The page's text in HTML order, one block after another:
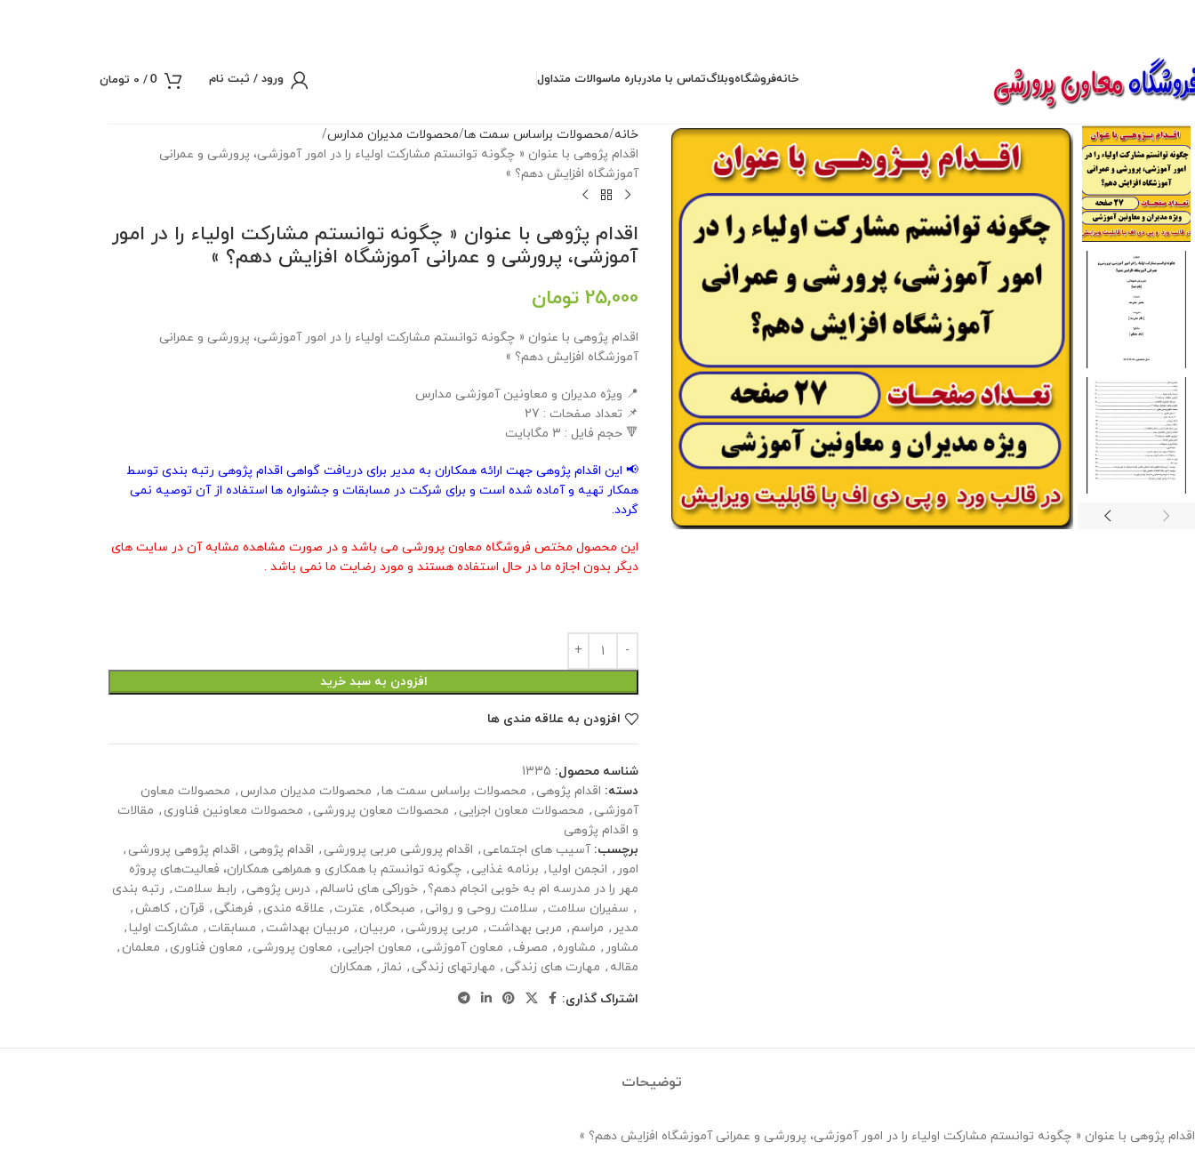
خانهفروشگاهوبلاگتماس با مادرباره ماسوالات متداول ورود / ثبت نام 0
/
0 تومان
خانه محصولات براساس سمت ها محصولات مدیران مدارس
اقدام پژوهی با عنوان « چگونه توانستم مشارکت اولیاء را در امور آموزشی، پرورشی و عمرانی
آموزشگاه افزایش دهم؟ »
اقدام پژوهی با عنوان « چگونه توانستم مشارکت اولیاء را در امور
آموزشی، پرورشی و عمرانی آموزشگاه افزایش دهم؟ »
25,000 تومان
اقدام پژوهی با عنوان « چگونه توانستم مشارکت اولیاء را در امور آموزشی، پرورشی و عمرانی
آموزشگاه افزایش دهم؟ »
📍 ویژه مدیران و معاونین آموزشی مدارس
📌 تعداد صفحات : 27
🔻 حجم فایل : 3 مگابایت
📢 این اقدام پژوهی جهت ارائه همکاران به مدیر برای دریافت گواهی اقدام پژوهی رتبه بندی توسط
همکار تهیه و آماده شده است و برای شرکت در مسابقات و جشنواره ها استفاده از آن توصیه نمی
گردد.
این محصول مختص فروشگاه معاون پرورشی می باشد و در صورت مشاهده مشابه آن در سایت های
دیگر بدون اجازه ما در حال استفاده هستند و مورد رضایت ما نمی باشد .
افزودن به سبد خرید
افزودن به علاقه مندی ها
شناسه محصول: 1335
دسته: اقدام پژوهی , محصولات براساس سمت ها, محصولات مدیران مدارس , محصولات معاون
آموزشی , محصولات معاون اجرایی , محصولات معاون پرورشی , محصولات معاونین فناوری , مقالات
و اقدام پژوهی
برچسب: آسیب های اجتماعی , اقدام پرورشی مربی پرورشی , اقدام پژوهی , اقدام پژوهی پرورشی ,
امور , انجمن اولیا, برنامه غذایی , چگونه توانستم با همکاری و همراهی همکاران، فعالیت‌های پروژه
مهر را در مدرسه‌ ام به خوبی انجام دهم؟ , خوراکی های ناسالم, درس پژوهی , رابط سلامت , رتبه بندی
, سفیران سلامت , سلامت روحی و روانی , صبحگاه , عترت , علاقه مندی , فرهنگی , قرآن , کاهش ,
مدیر , مراسم, مربی بهداشت , مربی پرورشی , مربیان , مربیان بهداشت , مسابقات , مشارکت اولیا,
مشاور , مشاوره , مصرف , معاون آموزشی , معاون اجرایی , معاون پرورشی , معاون فناوری , معلمان ,
مقاله , مهارت های زندگی , مهارتهای زندگی , نماز , همکاران
اشتراک گذاری:
توضیحات
اقدام پژوهی با عنوان « چگونه توانستم مشارکت اولیاء را در امور آموزشی، پرورشی و عمرانی آموزشگاه افزایش دهم؟ »